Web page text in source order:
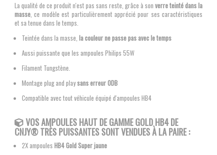
La qualité de ce produit n'est pas sans reste, grâce à son verre teinté dans la
masse, ce modèle est particulièrement apprécié pour ses caractéristiques
et sa tenue dans le temps.
Teintée dans la masse, la couleur ne passe pas avec le temps
Aussi puissante que les ampoules Philips 55W
Filament Tungstène.
Montage plug and playsans erreur ODB
Compatible avec tout véhicule équipé d'ampoules HB4
VOS AMPOULESHAUT DE GAMME GOLD HB4 DE
CNJY®TRÈS PUISSANTES SONT VENDUES À LA PAIRE :
2X ampoules HB4 Gold Super jaune